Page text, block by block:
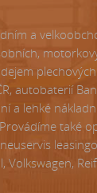
a
autobaterií
a lehké
také
Volkswagen,